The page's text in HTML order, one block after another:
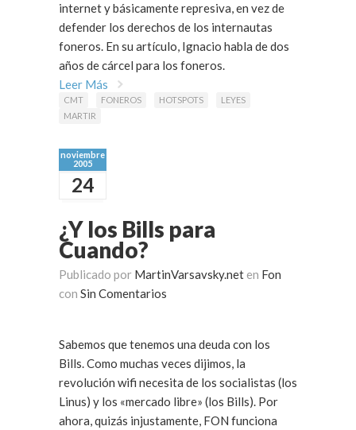
internet y básicamente represiva, en vez de
defender los derechos de los internautas
foneros. En su artículo, Ignacio habla de dos
años de cárcel para los foneros.
Leer Más
CMT FONEROS HOTSPOTS
LEYES
MARTIR
noviembre
2005
24
¿Y los Bills para
Cuando?
Publicado por MartinVarsavsky.net en Fon
con Sin Comentarios
Sabemos que tenemos una deuda con los
Bills. Como muchas veces dijimos, la
revolución wifi necesita de los socialistas (los
Linus) y los «mercado libre» (los Bills). Por
ahora, quizás injustamente, FON funciona